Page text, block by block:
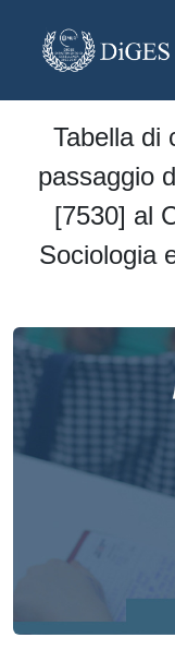
Tabella di
passaggio
[7530] al
Sociologia